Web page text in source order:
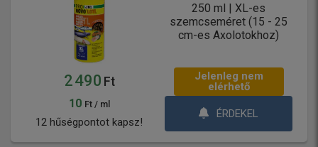
250 ml | XL-es
szemcseméret (15 - 25
cm-es Axolotokhoz)
2 490 Ft
10 Ft / ml
12 hűségpontot kapsz!
Jelenleg nem
elérhető
ÉRDEKEL